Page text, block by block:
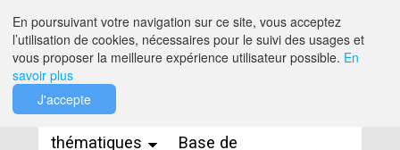
thématiques
Base de
En poursuivant votre navigation sur ce site, vous acceptez
l’utilisation de cookies, nécessaires pour le suivi des usages et
vous proposer la meilleure expérience utilisateur possible. En
savoir plus
J'accepte